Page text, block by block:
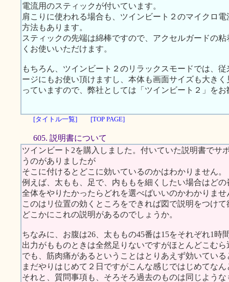
電流用のスティックが付いています。
肩こりに使われる場合も、ツインビート２のマイクロ
方法もあります。
スティックの先端は綿棒ですので、アクセルガードの
くお使いいただけます。
もちろん、ツインビート２のリラックスモードでは、
ージにもお使い頂けますし、本体も画面サイズも大き
っていますので、弊社としては「ツインビート２」を
[タイトル一覧] [TOP PAGE]
605. 説明書について
ツインビート2を購入しました。付いていた説明書でサ
うのがありましたが
そこに付けるとどこに効いているのかはわかりません。
例えば、太もも、足で、内ももを細くしたい場合はど
全体をやりたかったらどれを選べばいいのかわかりませ
このはリ位置の効くところをできれば図で説明をつけ
どこかにこれの説明があるのでしょうか。
ちなみに、お腹は26、太ももの45番は15をそれぞれ1時
出力がもものときは全然足りないですがほとんどこむ
でも、筋肉痛があるということはとりあえず効いてい
まだやりはじめて２日ですがこんな感じではじめてな
それと、質問事項も、そろそろ過去のものは同じよう